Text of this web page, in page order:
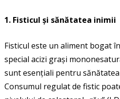
1. Fisticul și sănătatea inimii
Fisticul este un aliment bogat
special acizi grași
sunt esențiali pentru
Consumul regulat de fistic